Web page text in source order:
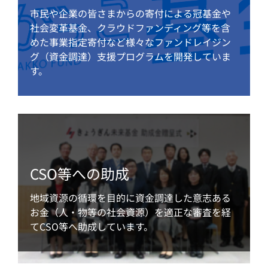
市民や企業の皆さまからの寄付による冠基金や
社会変革基金、クラウドファンディング等を含
めた事業指定寄付など様々なファンドレイジン
グ（資金調達）支援プログラムを開発していま
す。
CSO等への助成
地域資源の循環を目的に資金調達した意志ある
お金（人・物等の社会資源）を適正な審査を経
てCSO等へ助成しています。